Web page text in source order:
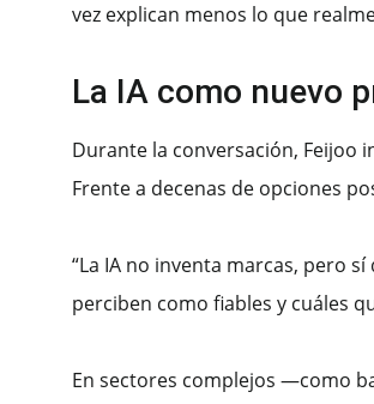
vez explican menos lo que
La IA como nuevo
Durante la conversación, Feijoo
Frente a decenas de opciones
“La IA no inventa marcas, pero
perciben como fiables y cuáles
En sectores complejos —como